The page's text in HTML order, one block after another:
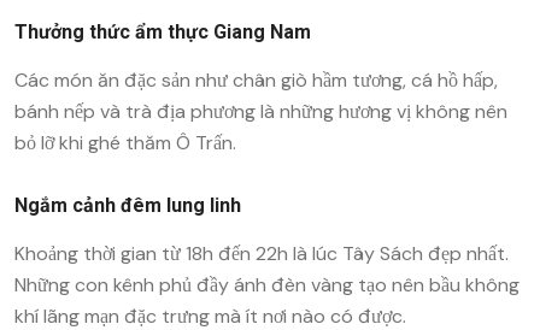
Thưởng thức ẩm thực Giang Nam
Các món ăn đặc sản như chân giò hầm tương, cá hồ hấp,
bánh nếp và trà địa phương là những hương vị không nên
bỏ lỡ khi ghé thăm Ô Trấn.
Ngắm cảnh đêm lung linh
Khoảng thời gian từ 18h đến 22h là lúc Tây Sách đẹp nhất.
Những con kênh phủ đầy ánh đèn vàng tạo nên bầu không
khí lãng mạn đặc trưng mà ít nơi nào có được.